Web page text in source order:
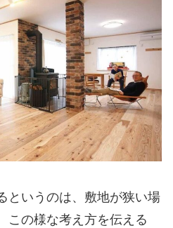
というのは、敷地が狭い場
この様な考え方を伝える